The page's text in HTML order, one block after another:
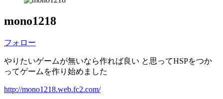
mono1218
フォロー
やりたいゲームが無いなら作れば良い と思ってHSPをつか
ってゲームを作り始めました
http://mono1218.web.fc2.com/